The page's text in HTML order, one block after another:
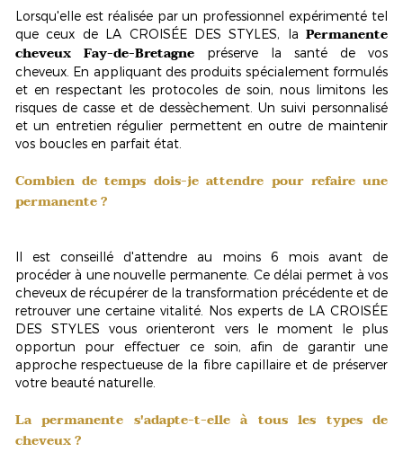
Lorsqu'elle est réalisée par un professionnel expérimenté tel
que ceux de LA CROISÉE DES STYLES, laPermanente
cheveux Fay-de-Bretagne
préserve la santé de vos
cheveux. En appliquant des produits spécialement formulés
et en respectant les protocoles de soin, nous limitons les
risques de casse et de dessèchement. Un suivi personnalisé
et un entretien régulier permettent en outre de maintenir
vos boucles en parfait état.
Combien de temps dois-je attendre pour refaire une
permanente ?
Il est conseillé d'attendreau moins 6 moisavant de
procéder à une nouvelle permanente. Ce délai permet à vos
cheveux de récupérer de la transformation précédente et de
retrouver une certaine vitalité. Nos experts de LA CROISÉE
DES STYLES vous orienteront vers le moment le plus
opportun pour effectuer ce soin, afin de garantir une
approche respectueuse de la fibre capillaire et de préserver
votre beauté naturelle.
La permanente s'adapte-t-elle à tous les types de
cheveux ?